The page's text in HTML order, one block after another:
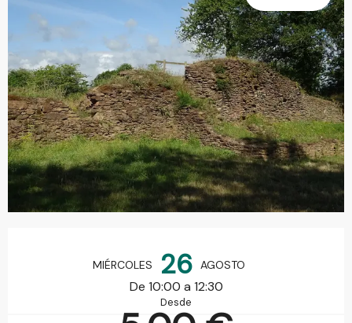
MIÉRCOLES 26 AGOSTO
De 10:00 a 12:30
Desde